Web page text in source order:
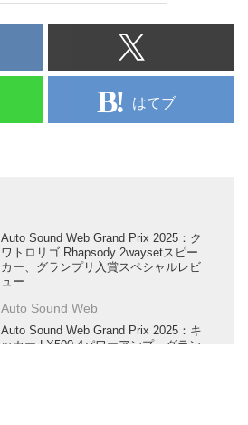
はてブ
Auto Sound Web Grand Prix 2025：ク
ワトロリゴ Rhapsody 2waysetスピー
カー、グランプリ入賞スペシャルレビ
ュー
Auto Sound Web
Auto Sound Web Grand Prix 2025：キ
ッカー LX500.4パワーアンプ、グラン